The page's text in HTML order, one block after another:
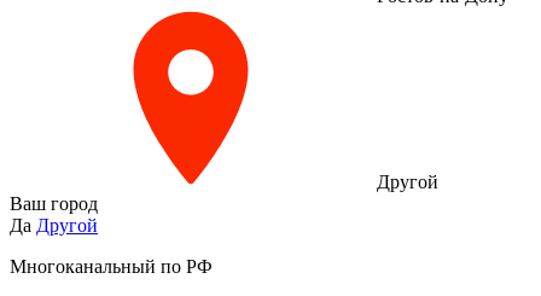
Другой
Ваш город
Да Другой
Многоканальный по РФ